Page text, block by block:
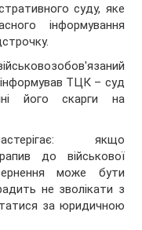
суду, яке
інформування
ТЦК – суд
його скарги на
якщо
до військової
може бути
не зволікати з
за юридичною